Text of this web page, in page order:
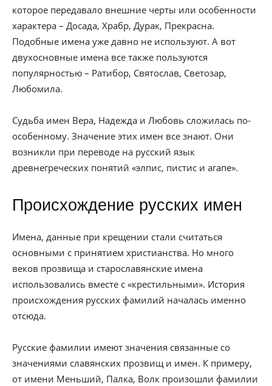
которое передавало внешние черты или особенности
характера – Досада, Храбр, Дурак, Прекрасна.
Подобные имена уже давно не используют. А вот
двухосновные имена все также пользуются
популярностью – Ратибор, Святослав, Светозар,
Любомила.
Судьба имен Вера, Надежда и Любовь сложилась по-
особенному. Значение этих имен все знают. Они
возникли при переводе на русский язык
древнегреческих понятий «элпис, пистис и агапе».
Происхождение русских имен
Имена, данные при крещении стали считаться
основными с принятием христианства. Но много
веков прозвища и старославянские имена
использовались вместе с «крестильными». История
происхождения русских фамилий началась именно
отсюда.
Русские фамилии имеют значения связанные со
значениями славянских прозвищ и имен. К примеру,
от имени Меньший, Палка, Волк произошли фамилии